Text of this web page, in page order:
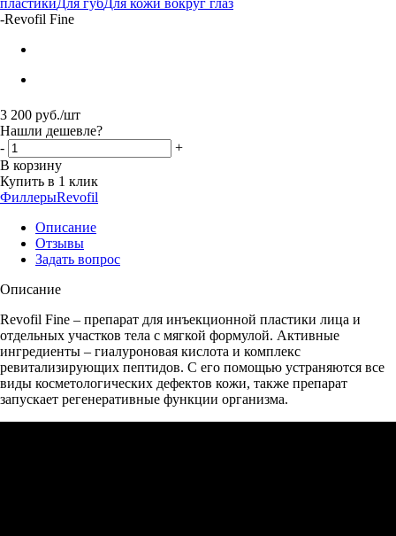
-Revofil Fine
3 200 руб./шт
Нашли дешевле?
-
+
В корзину
Купить в 1 клик
ФиллерыRevofil
Описание
Отзывы
Задать вопрос
Описание
Revofil Fine – препарат для инъекционной пластики лица и
отдельных участков тела с мягкой формулой. Активные
ингредиенты – гиалуроновая кислота и комплекс
ревитализирующих пептидов. С его помощью устраняются все
виды косметологических дефектов кожи, также препарат
запускает регенеративные функции организма.